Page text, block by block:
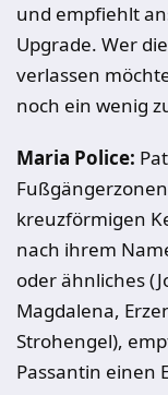
und empfiehlt
Upgrade. Wer
verlassen
noch ein wenig
Maria Police:
kreuzförmigen
nach ihrem
oder ähnliches
Magdalena,
Strohengel),
Passantin einen